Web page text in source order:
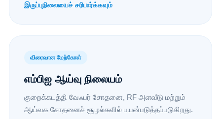
இருப்புநிலையைச் சரிபார்க்கவும்
விரைவான மேற்கோள்
எம்பிஐ ஆய்வு நிலையம்
குறைக்கடத்தி வேஃபர் சோதனை, RF அளவீடு மற்றும்
ஆய்வக சோதனைச் சூழல்களில் பயன்படுத்தப்படுகிறது.